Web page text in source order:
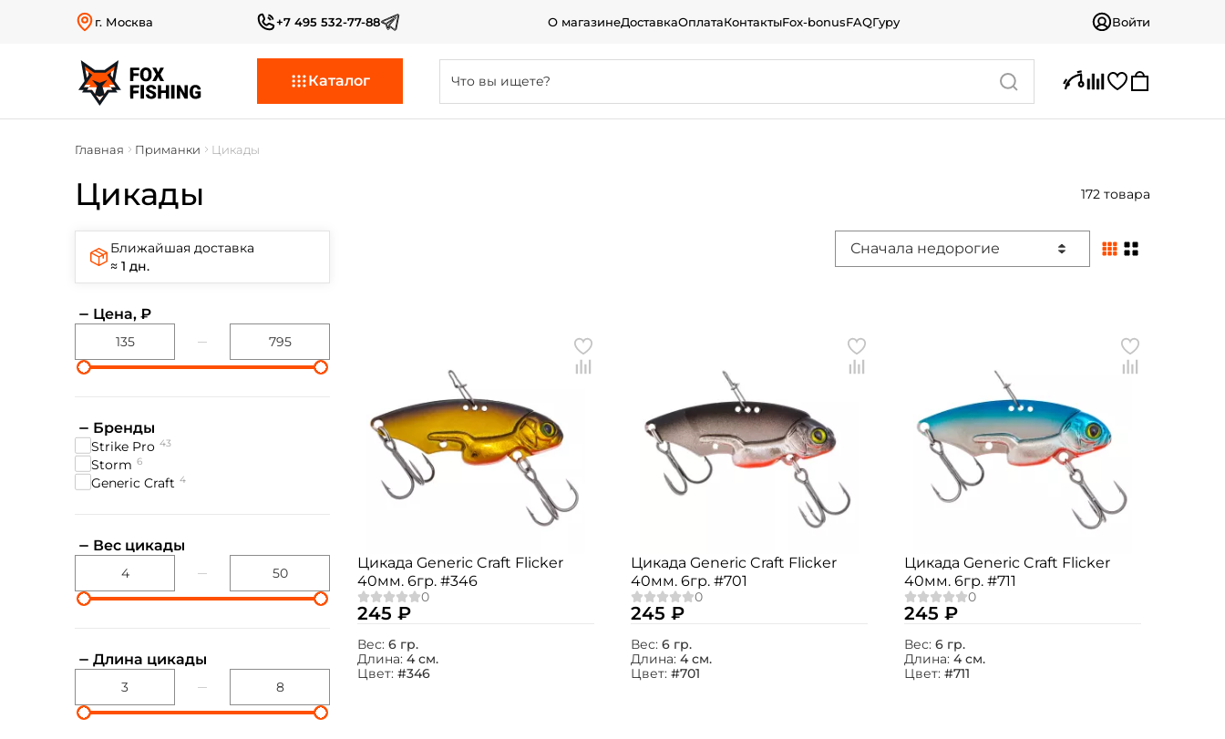
г. Москва +7 495 532-77-88 О магазинеДоставкаОплатаКонтактыFox-bonusFAQГуру Войти
Каталог
Главная Приманки Цикады
Цикады 172 товара
Ближайшая доставка
≈ 1 дн.
Цена, ₽
Бренды
Strike Pro 43
Storm 6
Generic Craft 4
Вес цикады
Длина цикады
Сначала недорогие
Цикада Generic Craft Flicker
40мм. 6гр. #346
245 ₽
Вес: 6 гр.
Длина: 4 см.
Цвет: #346
Цикада Generic Craft Flicker
40мм. 6гр. #701
245 ₽
Вес: 6 гр.
Длина: 4 см.
Цвет: #701
Цикада Generic Craft Flicker
40мм. 6гр. #711
245 ₽
Вес: 6 гр.
Длина: 4 см.
Цвет: #711